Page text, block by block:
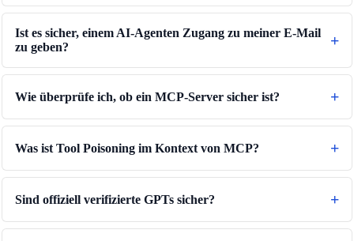
🔗Related Tools
Ist es sicher, einem AI-Agenten Zugang zu meiner E-Mail
zu geben?
Wie überprüfe ich, ob ein MCP-Server sicher ist?
Was ist Tool Poisoning im Kontext von MCP?
Sind offiziell verifizierte GPTs sicher?